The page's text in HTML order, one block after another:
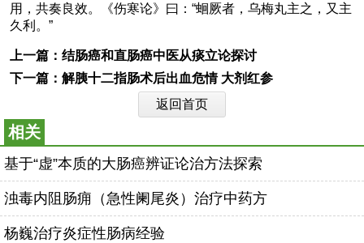
用，共奏良效。《伤寒论》曰：“蛔厥者，乌梅丸主之，又主
久利。”
上一篇： 结肠癌和直肠癌中医从痰立论探讨
下一篇： 解胰十二指肠术后出血危情 大剂红参
返回首页
相关
基于“虚”本质的大肠癌辨证论治方法探索
浊毒内阻肠痈（急性阑尾炎）治疗中药方
杨巍治疗炎症性肠病经验